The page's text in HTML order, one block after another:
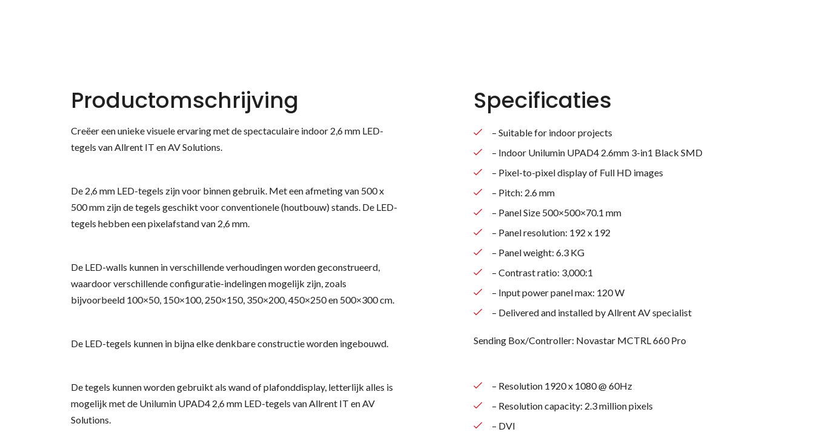
Productomschrijving
Creëer een unieke visuele ervaring met de spectaculaire indoor 2,6 mm LED-
tegels van Allrent IT en AV Solutions.
De 2,6 mm LED-tegels zijn voor binnen gebruik. Met een afmeting van 500 x
500 mm zijn de tegels geschikt voor conventionele (houtbouw) stands. De LED-
tegels hebben een pixelafstand van 2,6 mm.
De LED-walls kunnen in verschillende verhoudingen worden geconstrueerd,
waardoor verschillende configuratie-indelingen mogelijk zijn, zoals
bijvoorbeeld 100×50, 150×100, 250×150, 350×200, 450×250 en 500×300 cm.
De LED-tegels kunnen in bijna elke denkbare constructie worden ingebouwd.
De tegels kunnen worden gebruikt als wand of plafonddisplay, letterlijk alles is
mogelijk met de Unilumin UPAD4 2,6 mm LED-tegels van Allrent IT en AV
Solutions.
Specificaties
– Suitable for indoor projects
– Indoor Unilumin UPAD4 2.6mm 3-in1 Black SMD
– Pixel-to-pixel display of Full HD images
– Pitch: 2.6 mm
– Panel Size 500×500×70.1 mm
– Panel resolution: 192 x 192
– Panel weight: 6.3 KG
– Contrast ratio: 3,000:1
– Input power panel max: 120 W
– Delivered and installed by Allrent AV specialist
Sending Box/Controller: Novastar MCTRL 660 Pro
– Resolution 1920 x 1080 @ 60Hz
– Resolution capacity: 2.3 million pixels
– DVI